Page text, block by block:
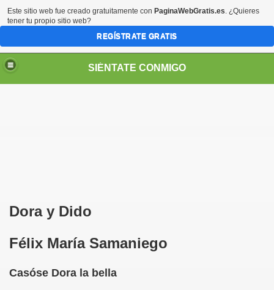
SIÉNTATE CONMIGO
Dora y Dido
Félix María Samaniego
Casóse Dora la bella
Este sitio web fue creado gratuitamente con PaginaWebGratis.es. ¿Quieres
tener tu propio sitio web?
REGÍSTRATE GRATIS